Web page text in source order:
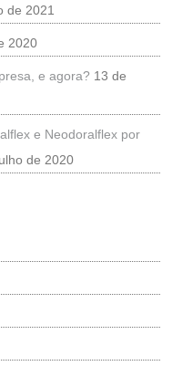
de 2021
2020
e agora? 13 de
e Neodoralflex por
de 2020